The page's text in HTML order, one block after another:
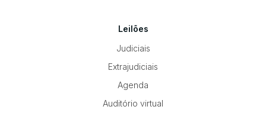
Leilões
Judiciais
Extrajudiciais
Agenda
Auditório virtual